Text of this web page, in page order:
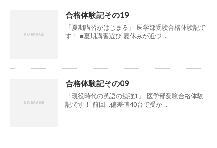
合格体験記その19
「夏期講習がはじまる」 医学部受験合格体験記で
す！ ■夏期講習選び 夏休みが近づ ...
合格体験記その09
「現役時代の英語の勉強1」 医学部受験合格体験
記です！ 前回…偏差値40台で受か ...